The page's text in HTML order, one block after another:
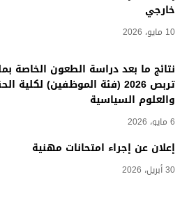
خارجي
10 مايو، 2026
نتائج ما بعد دراسة الطعون الخاصة
تربص 2026 (فئة الموظفين) لكلية
والعلوم السياسية
6 مايو، 2026
إعلان عن إجراء امتحانات مهنية
30 أبريل، 2026